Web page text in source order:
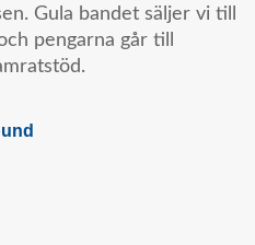
Gula bandet säljer vi till
pengarna går till